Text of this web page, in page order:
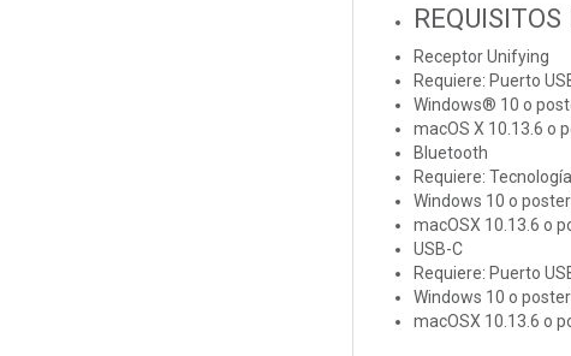
Receptor Unifying
Requiere: Puerto
Windows® 10 o
macOS X 10.13.6 o
Bluetooth
Requiere:
Windows 10 o
macOSX 10.13.6 o
USB-C
Requiere: Puerto
Windows 10 o
macOSX 10.13.6 o